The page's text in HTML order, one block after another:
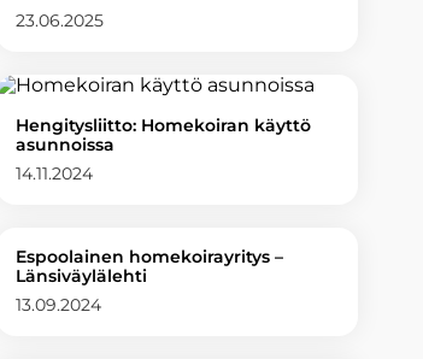
23.06.2025
Hengitysliitto: Homekoiran käyttö
asunnoissa
14.11.2024
Espoolainen homekoirayritys –
Länsiväylälehti
13.09.2024